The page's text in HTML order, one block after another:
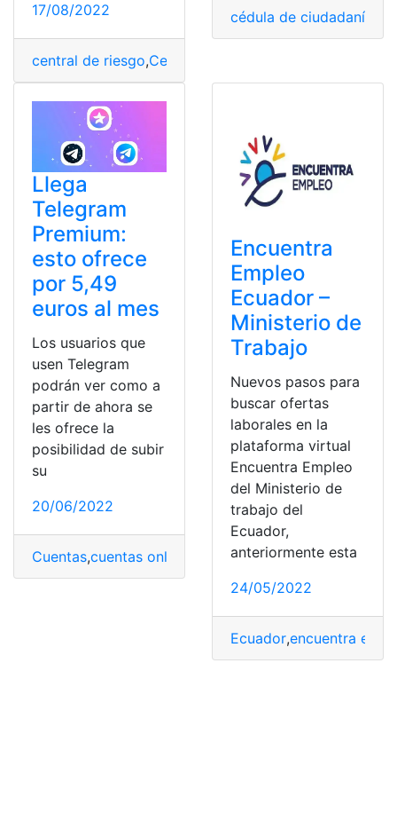
17/08/2022
central de riesgo,Central de Riesgos
cédula de ciudadanía
Llega
Telegram
Premium:
esto ofrece
por 5,49
euros al mes
Los usuarios que
usen Telegram
podrán ver como a
partir de ahora se
les ofrece la
posibilidad de subir
su
20/06/2022
Cuentas,cuentas online Novedades,Plataforma,
Encuentra
Empleo
Ecuador –
Ministerio de
Trabajo
Nuevos pasos para
buscar ofertas
laborales en la
plataforma virtual
Encuentra Empleo
del Ministerio de
trabajo del
Ecuador,
anteriormente esta
24/05/2022
Ecuador,encuentra